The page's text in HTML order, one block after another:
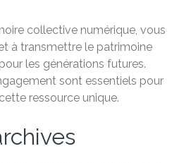
collective numérique, vous
à transmettre le patrimoine
les générations futures.
sont essentiels pour
ressource unique.